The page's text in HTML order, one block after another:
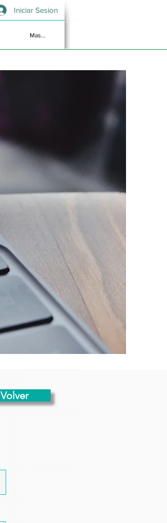
Iniciar Sesion
Mas...
Volver